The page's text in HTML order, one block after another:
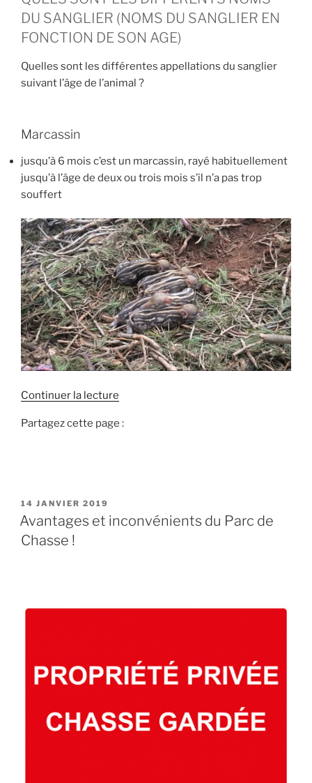
DU SANGLIER (NOMS DU SANGLIER EN
FONCTION DE SON AGE)
Quelles sont les différentes appellations du sanglier
suivant l’âge de l’animal ?
Marcassin
jusqu’à 6 mois c’est un marcassin, rayé habituellement
jusqu’à l’âge de deux ou trois mois s’il n’a pas trop
souffert
Continuer la lecture
«
a
l
n
l
i
Partagez cette page :
P
U
B
L
14 JANVIER 2019
Avantages et inconvénients du Parc de
Chasse !